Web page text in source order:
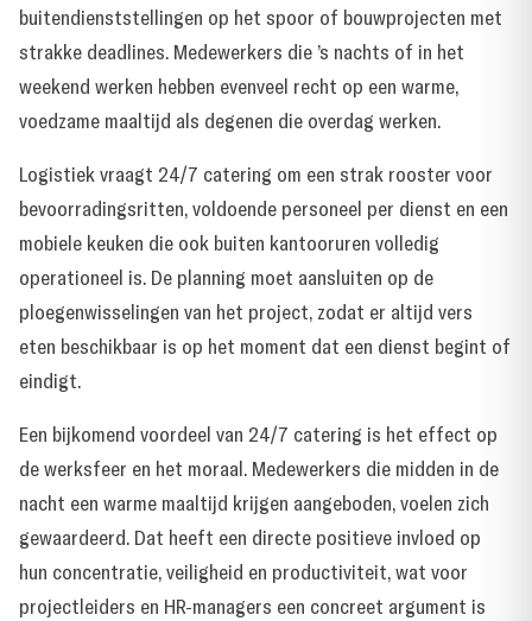
buitendienststellingen op het spoor of bouwprojecten met
strakke deadlines. Medewerkers die ’s nachts of in het
weekend werken hebben evenveel recht op een warme,
voedzame maaltijd als degenen die overdag werken.
Logistiek vraagt 24/7 catering om een strak rooster voor
bevoorradingsritten, voldoende personeel per dienst en een
mobiele keuken die ook buiten kantooruren volledig
operationeel is. De planning moet aansluiten op de
ploegenwisselingen van het project, zodat er altijd vers
eten beschikbaar is op het moment dat een dienst begint of
eindigt.
Een bijkomend voordeel van 24/7 catering is het effect op
de werksfeer en het moraal. Medewerkers die midden in de
nacht een warme maaltijd krijgen aangeboden, voelen zich
gewaardeerd. Dat heeft een directe positieve invloed op
hun concentratie, veiligheid en productiviteit, wat voor
projectleiders en HR-managers een concreet argument is